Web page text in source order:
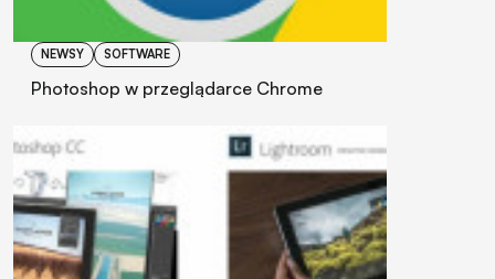
NEWSY SOFTWARE
Photoshop w przeglądarce Chrome